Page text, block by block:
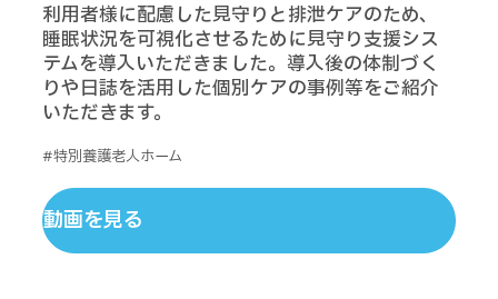
利用者様に配慮した見守りと排泄ケアのため、
睡眠状況を可視化させるために見守り支援シス
テムを導入いただきました。導入後の体制づく
りや日誌を活用した個別ケアの事例等をご紹介
いただきます。
#特別養護老人ホーム
動画を見る